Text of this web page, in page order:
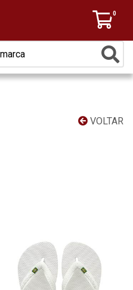
0
VOLTAR